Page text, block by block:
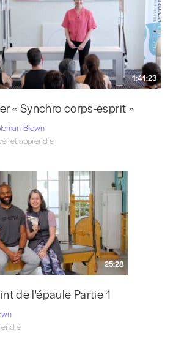
1:41:23
« Synchro corps-esprit »
Brown
et apprendre
25:28
de l'épaule Partie 1